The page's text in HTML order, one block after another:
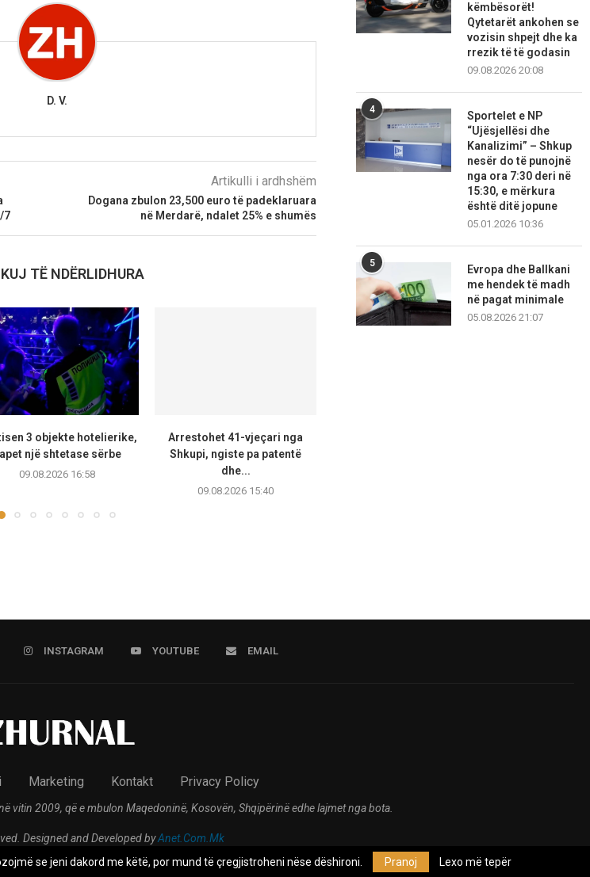
D. V.
7
Artikulli i ardhshëm
​Dogana zbulon 23,500 euro të padeklaruara
në Merdarë, ndalet 25% e shumës
TË NDËRLIDHURA
3 objekte hotelierike,
një shtetase sërbe
09.08.2026 16:58
Arrestohet 41-vjeçari nga
Shkupi, ngiste pa patentë
dhe...
09.08.2026 15:40
këmbësorët!
Qytetarët ankohen se
vozisin shpejt dhe ka
rrezik të të godasin
09.08.2026 20:08
4
Sportelet e NP
“Ujësjellësi dhe
Kanalizimi” – Shkup
nesër do të punojnë
nga ora 7:30 deri në
15:30, e mërkura
është ditë jopune
05.01.2026 10:36
5
Evropa dhe Ballkani
me hendek të madh
në pagat minimale
05.08.2026 21:07
INSTAGRAM YOUTUBE EMAIL
Marketing Kontakt Privacy Policy
vitin 2009, që e mbulon Maqedoninë, Kosovën, Shqipërinë edhe lajmet nga bota.
Designed and Developed byAnet.Com.Mk
se jeni dakord me këtë, por mund të çregjistroheni nëse dëshironi.
Pranoj Lexo më tepër